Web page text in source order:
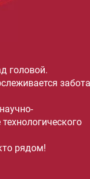
головой.
рядом!